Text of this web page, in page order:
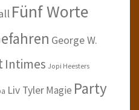
Fünf Worte
George W.
Intimes Jopi Heesters
Liv TylerMagie Party